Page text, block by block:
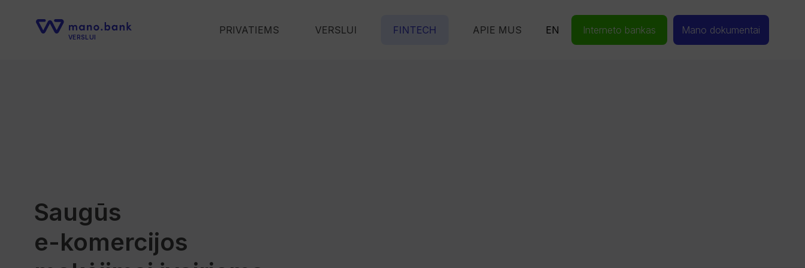
VERSLUI
PRIVATIEMS VERSLUI FINTECH APIE MUS EN Interneto bankas Mano dokumentai
Saugūs
e-komercijos